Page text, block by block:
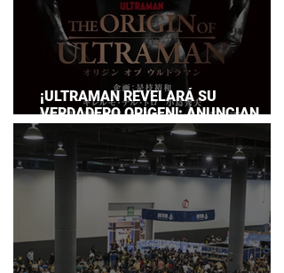
¡ULTRAMAN REVELARÁ SU
VERDADERO ORIGEN!: ANUNCIAN
DOCUMENTAL POR EL 60
ANIVERSARIO DE LA FRANQUICIA